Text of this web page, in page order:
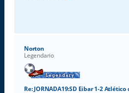
Norton
Legendario
Re: JORNADA19:SD Eibar 1-2